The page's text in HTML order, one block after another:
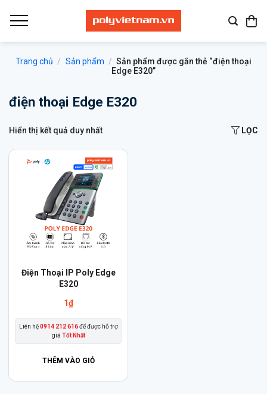
qua
Trang chủ / Sản phẩm / Sản phẩm được gắn thẻ “điện thoại
Edge E320”
điện thoại Edge E320
Hiển thị kết quả duy nhất LỌC
Điện Thoại IP Poly Edge
E320
1₫
Liên hệ0914 212 616để được hỗ trợ
giá Tốt Nhất
THÊM VÀO GIỎ